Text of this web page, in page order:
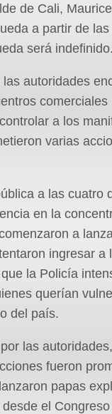
de Cali,
a partir de
será
autoridades
comerciales
a los
varias
a las cuatro
en la
a
ingresar a
la Policía
querían
del país.
las
fueron
papas
el